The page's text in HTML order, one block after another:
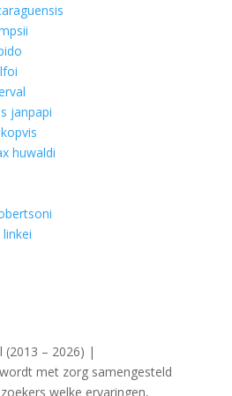
janpapi
huwaldi
(2013 – 2026) |
met zorg samengesteld
welke ervaringen,